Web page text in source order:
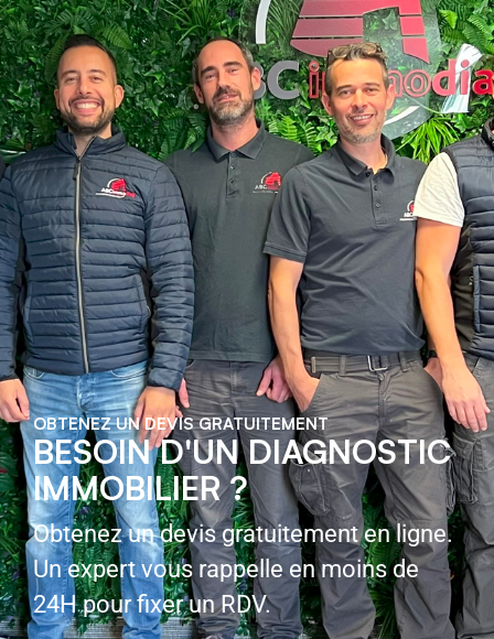
OBTENEZ UN DEVIS GRATUITEMENT
BESOIN D'UN DIAGNOSTIC
IMMOBILIER ?
Obtenez un devis gratuitement en ligne.
Un expert vous rappelle en moins de
24H pour fixer un RDV.